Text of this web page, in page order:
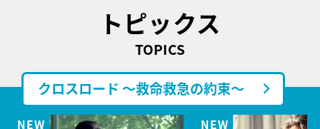
トピックス
TOPICS
クロスロード ～救命救急の約束～